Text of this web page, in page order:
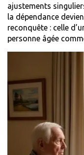
ajustements
la dépendance
reconquête : celle
personne âgée